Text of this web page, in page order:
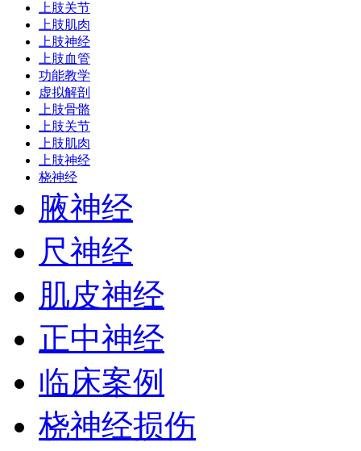
上肢关节
上肢肌肉
上肢神经
上肢血管
功能教学
虚拟解剖
上肢骨骼
上肢关节
上肢肌肉
上肢神经
桡神经
腋神经
尺神经
肌皮神经
正中神经
临床案例
桡神经损伤